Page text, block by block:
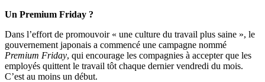
Un Premium Friday ?
Dans l’effort de promouvoir « une culture du travail plus saine », le
gouvernement japonais a commencé une campagne nommé
Premium Friday, qui encourage les compagnies à accepter que les
employés quittent le travail tôt chaque dernier vendredi du mois.
C’est au moins un début.